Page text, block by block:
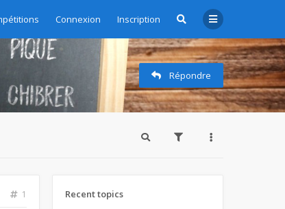
Connexion Inscription
Répondre
1
Recent topics